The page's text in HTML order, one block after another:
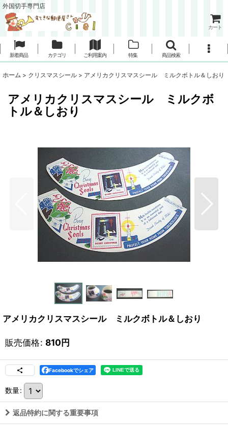
外国切手専門店
カート
新着商品 カテゴリ ご利用案内 特集 商品検索
ホーム > クリスマスシール > アメリカクリスマスシール ミルクボトル＆しおり
アメリカクリスマスシール ミルクボ
トル＆しおり
アメリカクリスマスシール ミルクボトル＆しおり
販売価格: 810円
Facebookでシェア
数量:
返品特約に関する重要事項